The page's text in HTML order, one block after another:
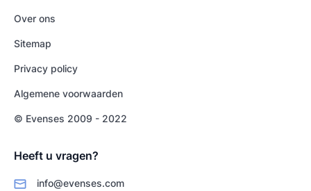
Over ons
Sitemap
Privacy policy
Algemene voorwaarden
© Evenses 2009 - 2022
Heeft u vragen?
info@evenses.com